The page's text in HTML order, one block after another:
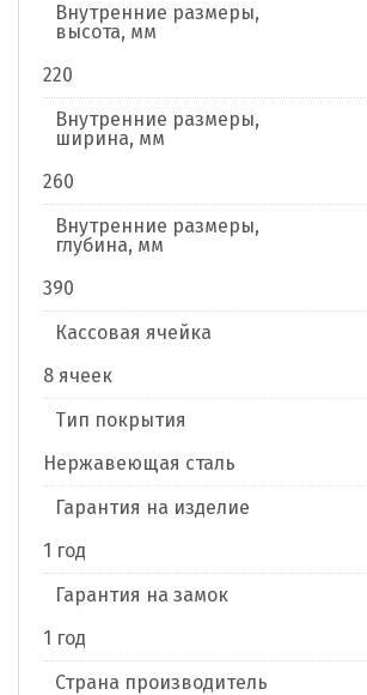
Внутренние размеры,
высота, мм
220
Внутренние размеры,
ширина, мм
260
Внутренние размеры,
глубина, мм
390
Кассовая ячейка
8 ячеек
Тип покрытия
Нержавеющая сталь
Гарантия на изделие
1 год
Гарантия на замок
1 год
Страна производитель